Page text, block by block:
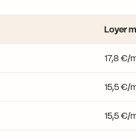
Loyer
17,8 €/
15,5 €/
15,5 €/